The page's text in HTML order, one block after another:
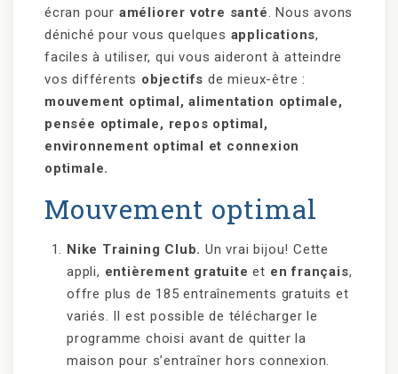
écran pour améliorer votre santé. Nous avons
déniché pour vous quelques applications,
faciles à utiliser, qui vous aideront à atteindre
vos différents objectifs de mieux-être :
mouvement optimal, alimentation optimale,
pensée optimale, repos optimal,
environnement optimal et connexion
optimale.
Mouvement optimal
Nike Training Club. Un vrai bijou! Cette
appli, entièrement gratuite et en français,
offre plus de 185 entraînements gratuits et
variés. Il est possible de télécharger le
programme choisi avant de quitter la
maison pour s’entraîner hors connexion.